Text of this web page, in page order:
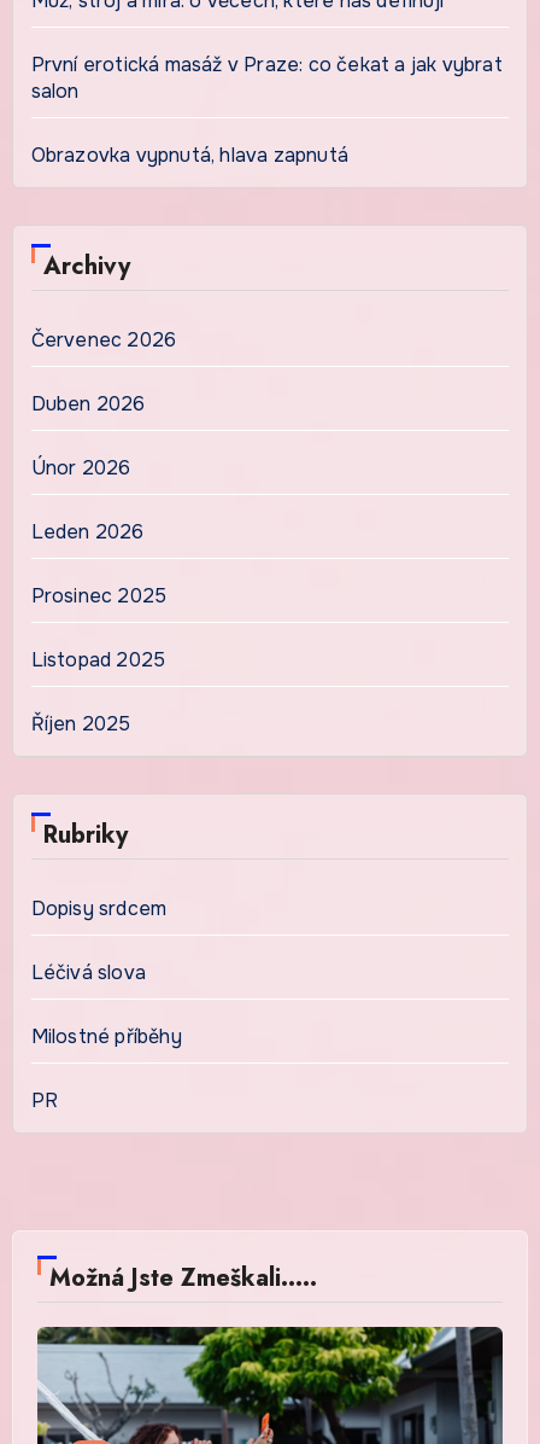
První erotická masáž v Praze: co čekat a jak vybrat
salon
Obrazovka vypnutá, hlava zapnutá
Archivy
Červenec 2026
Duben 2026
Únor 2026
Leden 2026
Prosinec 2025
Listopad 2025
Říjen 2025
Rubriky
Dopisy srdcem
Léčivá slova
Milostné příběhy
PR
Možná Jste Zmeškali.....